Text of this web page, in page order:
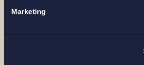
Marketing
Setterwalls har biträtt